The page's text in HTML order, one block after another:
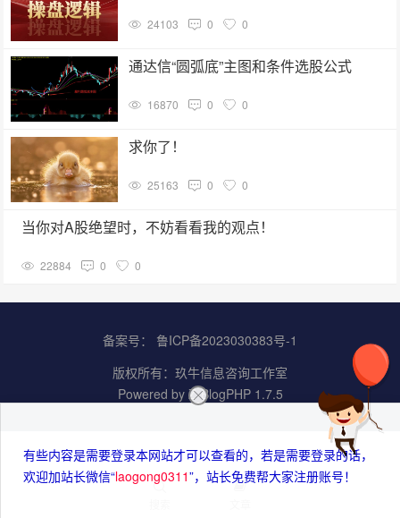
杭钢股份(3)
光线传媒(3)
24103 0 0
通达信“圆弧底”主图和条件选股公式
16870 0 0
求你了！
25163 0 0
当你对A股绝望时，不妨看看我的观点！
22884 0 0
备案号： 鲁ICP备2023030383号-1
版权所有： 玖牛信息咨询工作室
Powered by Z-BlogPHP 1.7.5
有些内容是需要登录本网站才可以查看的，若是需要登录的话，
欢迎加站长微信“laogong0311”，站长免费帮大家注册账号！